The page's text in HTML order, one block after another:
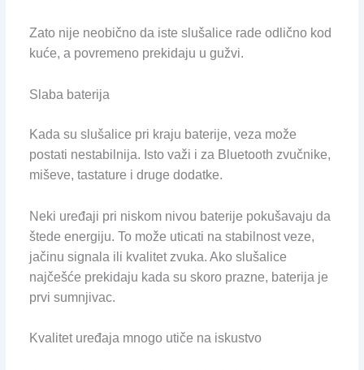
Zato nije neobično da iste slušalice rade odlično kod
kuće, a povremeno prekidaju u gužvi.
Slaba baterija
Kada su slušalice pri kraju baterije, veza može
postati nestabilnija. Isto važi i za Bluetooth zvučnike,
miševe, tastature i druge dodatke.
Neki uređaji pri niskom nivou baterije pokušavaju da
štede energiju. To može uticati na stabilnost veze,
jačinu signala ili kvalitet zvuka. Ako slušalice
najčešće prekidaju kada su skoro prazne, baterija je
prvi sumnjivac.
Kvalitet uređaja mnogo utiče na iskustvo